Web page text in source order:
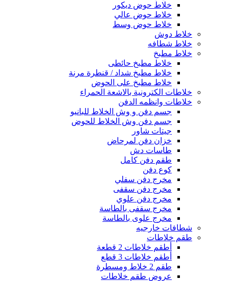
خلاط حوض ديكور
خلاط حوض عالي
خلاط حوض وسط
خلاط دوش
خلاط شطافه
خلاط مطبخ
خلاط مطبخ حائطى
خلاط مطبخ شداد / قنطرة مرنة
خلاط مطبخ على الحوض
خلاطات الكترونية بالاشعة الحمراء
خلاطات وانظمه الدفن
جسم دفن و وش الخلاط للبانيو
جسم دفن وش الخلاط للحوض
جيتات شاور
خزان دفن لمرحاض
طاسات دش
طقم دفن كامل
كوع دفن
مخرج دفن سفلي
مخرج دفن سقفى
مخرج دفن علوي
مخرج سقفى بالطاسة
مخرج علوى بالطاسة
شطافات خارجيه
طقم خلاطات
أطقم خلاطات 2 قطعة
أطقم خلاطات 3 قطع
طقم 2 خلاط ومسطرة
عروض طقم خلاطات